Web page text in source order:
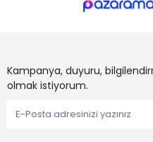
Kampanya, duyuru,
olmak istiyorum.